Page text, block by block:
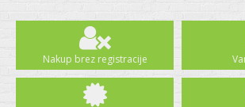
Nakup brez registracije